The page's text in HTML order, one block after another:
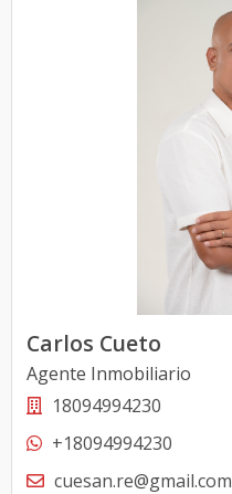
Carlos Cueto
Agente Inmobiliario
18094994230
+18094994230
cuesan.re@gmail.com